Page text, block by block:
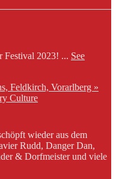
Festival 2023! ... See
Feldkirch, Vorarlberg »
Culture
wieder aus dem
Rudd, Danger Dan,
& Dorfmeister und viele